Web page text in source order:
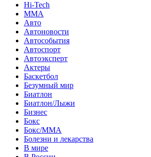
Hi-Tech
MMA
Авто
Автоновости
Автособытия
Автоспорт
Автоэксперт
Актеры
Баскетбол
Безумный мир
Биатлон
Биатлон/Лыжи
Бизнес
Бокс
Бокс/MMA
Болезни и лекарства
В мире